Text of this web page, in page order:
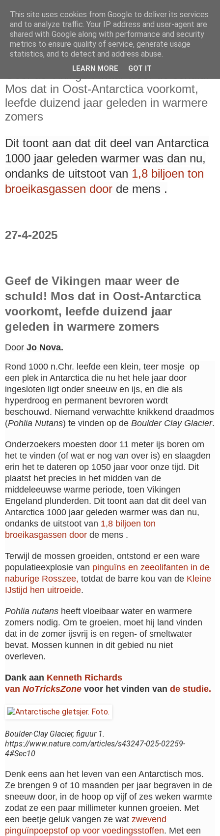
zondag 27 april 2025
Geef de Vikingen maar weer de schuld!
Mos dat in Oost-Antarctica voorkomt,
leefde duizend jaar geleden in warmere
zomers
Dit toont aan dat dit deel van Antarctica
1000 jaar geleden warmer was dan nu,
ondanks de uitstoot van 1,8 biljoen ton
broeikasgassen door de mens .
27-4-2025
Geef de Vikingen maar weer de
schuld! Mos dat in Oost-Antarctica
voorkomt, leefde duizend jaar
geleden in warmere zomers
Door Jo Nova.
Rond 1000 n.Chr. leefde een klein, teer mosje op
een plek in Antarctica die nu het hele jaar door
ingesloten ligt onder sneeuw en ijs, en die als
hyperdroog en permanent bevroren wordt
beschouwd. Niemand verwachtte knikkend draadmos
(Pohlia Nutans) te vinden op de Boulder Clay Glacier.
Onderzoekers moesten door 11 meter ijs boren om
het te vinden (of wat er nog van over is) en slaagden
erin het te dateren op 1050 jaar voor onze tijd. Dit
plaatst het precies in het midden van de
middeleeuwse warme periode, toen Vikingen
Engeland plunderden. Dit toont aan dat dit deel van
Antarctica 1000 jaar geleden warmer was dan nu,
ondanks de uitstoot van 1,8 biljoen ton
broeikasgassen door de mens .
Terwijl de mossen groeiden, ontstond er een ware
populatieexplosie van pinguïns en zeeolifanten in de
naburige Rosszee, totdat de barre kou van de Kleine
IJstijd hen uitroeide.
Pohlia nutans heeft vloeibaar water en warmere
zomers nodig. Om te groeien, moet hij land vinden
dat in de zomer ijsvrij is en regen- of smeltwater
bevat. Mossen kunnen in dit gebied nu niet
overleven.
Dank aan Kenneth Richards
van NoTricksZone voor het vinden van de studie.
Boulder-Clay Glacier, figuur 1.
https://www.nature.com/articles/s43247-025-02259-
4#Sec10
Denk eens aan het leven van een Antarctisch mos.
Ze brengen 9 of 10 maanden per jaar begraven in de
sneeuw door, in de hoop op vijf of zes weken warmte
zodat ze een paar millimeter kunnen groeien. Met
een beetje geluk vangen ze wat zwevend
pinguïnpoepstof op voor voedingsstoffen. Met een
This site uses cookies from Google to deliver its services
and to analyze traffic. Your IP address and user-agent are
shared with Google along with performance and security
metrics to ensure quality of service, generate usage
statistics, and to detect and address abuse.
LEARN MORE GOT IT